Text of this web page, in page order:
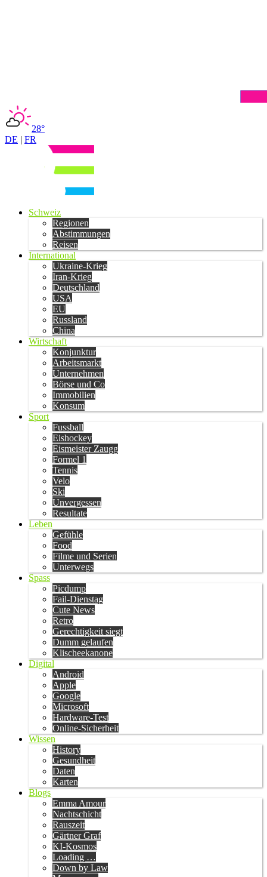
28°
DE | FR
Schweiz
Regionen
Abstimmungen
Reisen
International
Ukraine-Krieg
Iran-Krieg
Deutschland
USA
EU
Russland
China
Wirtschaft
Konjunktur
Arbeitsmarkt
Unternehmen
Börse und Co
Immobilien
Konsum
Sport
Fussball
Eishockey
Eismeister Zaugg
Formel 1
Tennis
Velo
Ski
Unvergessen
Resultate
Leben
Gefühle
Food
Filme und Serien
Unterwegs
Spass
Picdump
Fail-Dienstag
Cute News
Retro
Gerechtigkeit siegt
Dumm gelaufen
Klischeekanone
Digital
Android
Apple
Google
Microsoft
Hardware-Test
Online-Sicherheit
Wissen
History
Gesundheit
Daten
Karten
Blogs
Emma Amour
Nachtschicht
Rauszeit
Gärtner Graf
KI-Kosmos
Loading …
Down by Law